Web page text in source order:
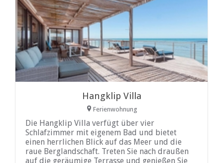
Hangklip Villa
Ferienwohnung
Die Hangklip Villa verfügt über vier
Schlafzimmer mit eigenem Bad und bietet
einen herrlichen Blick auf das Meer und die
raue Berglandschaft. Treten Sie nach draußen
auf die geräumige Terrasse und genießen Sie